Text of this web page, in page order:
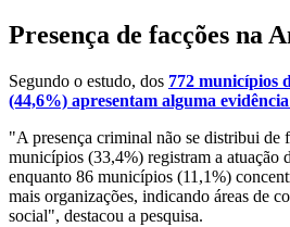
Presença de facções na
Segundo o estudo, dos 772 municípios
(44,6%) apresentam alguma
"A presença criminal não se distribui de
municípios (33,4%) registram a atuação
enquanto 86 municípios (11,1%)
mais organizações, indicando áreas de
social", destacou a pesquisa.